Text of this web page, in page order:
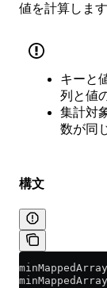
値を計算します
キーと
列と値
集計対
数が同
構文